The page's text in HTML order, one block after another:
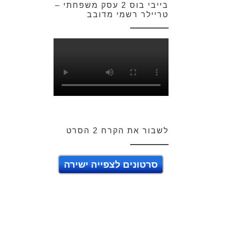
בייבי בוס 2 עסק משפחתי –
טריילר רשמי מדובב
לשבור את הקרח 2 הסרט
סרטונים לצפייה ישירה